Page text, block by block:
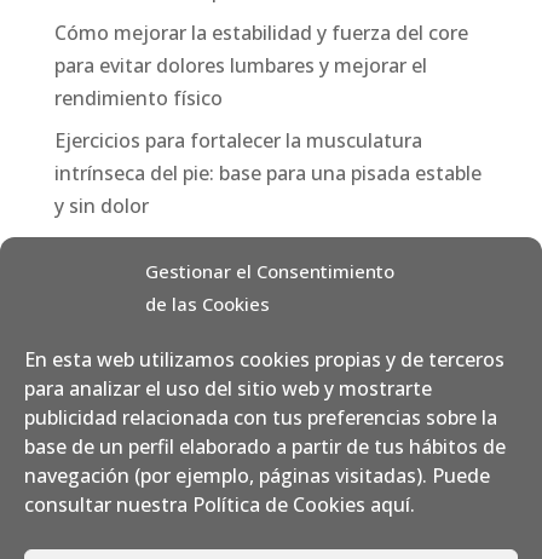
Gestionar el Consentimiento
de las Cookies
En esta web utilizamos cookies propias y de terceros
para analizar el uso del sitio web y mostrarte
publicidad relacionada con tus preferencias sobre la
base de un perfil elaborado a partir de tus hábitos de
navegación (por ejemplo, páginas visitadas). Puede
consultar nuestra Política de Cookies aquí.
Cómo mejorar la estabilidad y fuerza del core
para evitar dolores lumbares y mejorar el
rendimiento físico
Ejercicios para fortalecer la musculatura
intrínseca del pie: base para una pisada estable
y sin dolor
Categorías
Fisioterapia
Nutrición
Pilates / Yoga Aéreo
Podología